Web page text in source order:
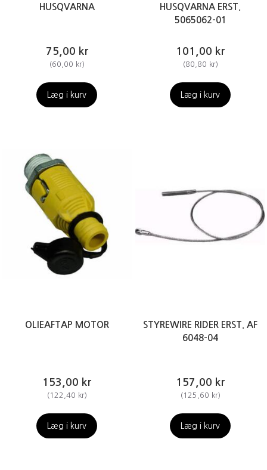
HUSQVARNA
75,00 kr
(60,00 kr)
Læg i kurv
HUSQVARNA ERST.
5065062-01
101,00 kr
(80,80 kr)
Læg i kurv
OLIEAFTAP MOTOR
153,00 kr
(122,40 kr)
Læg i kurv
STYREWIRE RIDER ERST. AF
6048-04
157,00 kr
(125,60 kr)
Læg i kurv